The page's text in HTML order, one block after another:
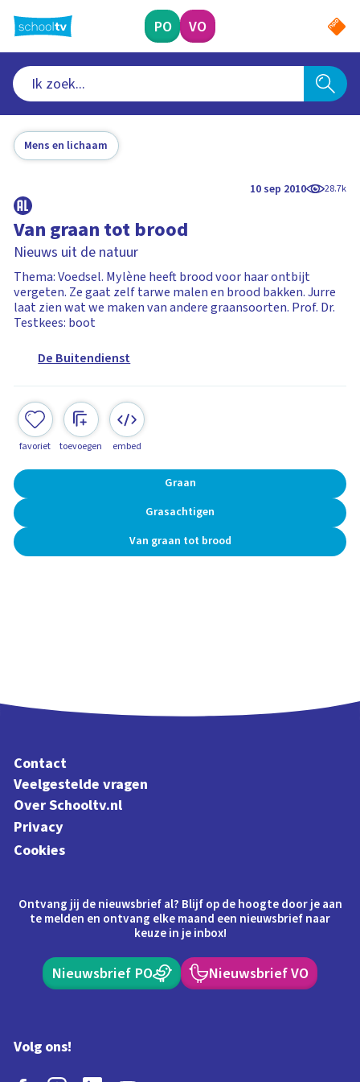
naar
hoofdinhoud
PO VO
Mens en lichaam
10 sep 2010 28.7k
Van graan tot brood
Nieuws uit de natuur
Thema: Voedsel. Mylène heeft brood voor haar ontbijt
vergeten. Ze gaat zelf tarwe malen en brood bakken. Jurre
laat zien wat we maken van andere graansoorten. Prof. Dr.
Testkees: boot
De Buitendienst
favoriet toevoegen embed
Graan
Grasachtigen
Van graan tot brood
Contact
Veelgestelde vragen
Over Schooltv.nl
Privacy
Cookies
Ontvang jij de nieuwsbrief al? Blijf op de hoogte door je aan
te melden en ontvang elke maand een nieuwsbrief naar
keuze in je inbox!
Nieuwsbrief PO Nieuwsbrief VO
Volg ons!